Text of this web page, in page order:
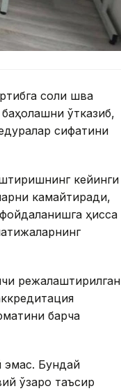
соли шва
ўтказиб,
сифатини
кейинги
камайтиради,
ҳисса
режалаштирилган
барча
эмас. Бундай
ўзаро таъсир